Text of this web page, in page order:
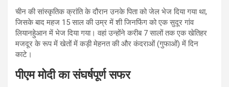
चीन की सांस्कृतिक क्रांति के दौरान उनके पिता को जेल भेज दिया गया था,
जिसके बाद महज 15 साल की उम्र में शी जिनफिंग को एक सुदूर गांव
लियानहेुआन में भेज दिया गया। वहां उन्होंने करीब 7 सालों तक एक खेतिहर
मजदूर के रूप में खेतों में कड़ी मेहनत की और कंदराओं (गुफाओं) में दिन
काटे।
पीएम मोदी का संघर्षपूर्ण सफर